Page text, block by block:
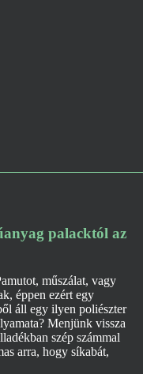
palacktól az
műszálat, vagy
éppen ezért egy
áll egy ilyen poliészter
Menjünk vissza
szép számmal
arra, hogy síkabát,